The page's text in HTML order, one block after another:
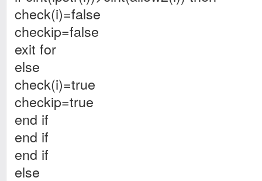
check(i)=false
checkip=false
exit for
else
check(i)=true
checkip=true
end if
end if
end if
else